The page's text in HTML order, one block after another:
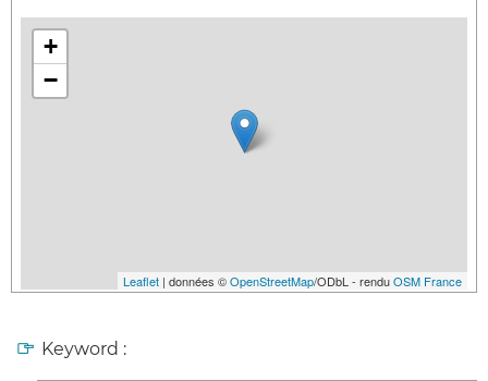
+
−
Leaflet | données ©OpenStreetMap/ODbL - renduOSM France
Keyword :